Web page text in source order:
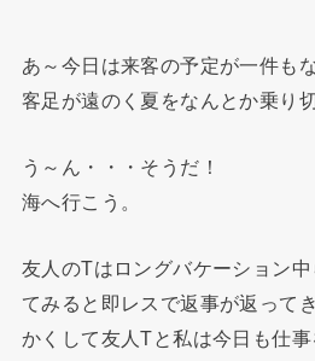
あ～今日は来客の予定が一件も
客足が遠のく夏をなんとか乗り
う～ん・・・そうだ！
海へ行こう。
友人のTはロングバケーション
てみると即レスで返事が返ってき
かくして友人Tと私は今日も仕